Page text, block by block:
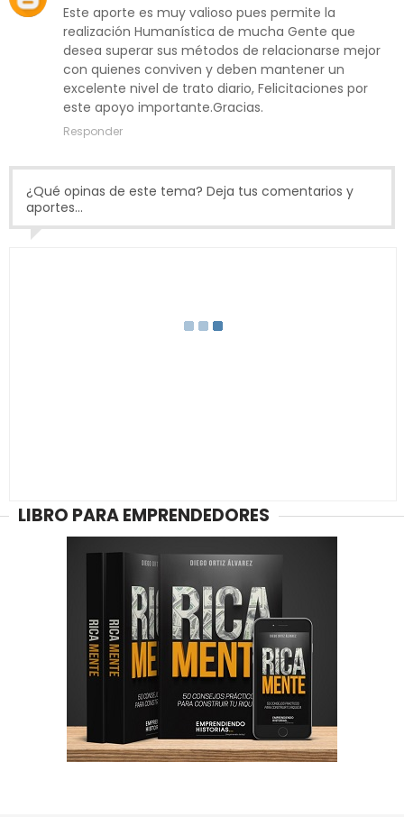
Este aporte es muy valioso pues permite la
realización Humanística de mucha Gente que
desea superar sus métodos de relacionarse mejor
con quienes conviven y deben mantener un
excelente nivel de trato diario, Felicitaciones por
este apoyo importante.Gracias.
Responder
¿Qué opinas de este tema? Deja tus comentarios y
aportes...
LIBRO PARA EMPRENDEDORES